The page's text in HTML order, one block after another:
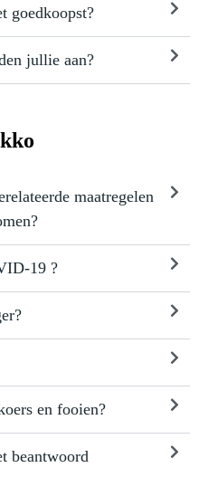
goedkoopst?
jullie aan?
maatregelen
19 ?
en fooien?
beantwoord